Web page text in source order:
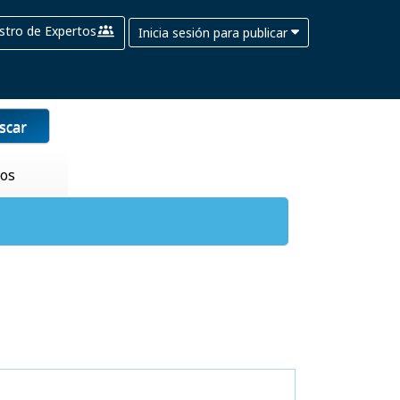
de Expertos Inicia sesión para publicar